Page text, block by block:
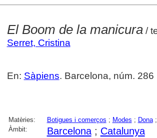
El Boom de la manicura/
Serret, Cristina
En: Sàpiens. Barcelona, núm.
Matèries: Botigues i comerços ; Modes ; Dona
Àmbit:
Barcelona; Catalunya